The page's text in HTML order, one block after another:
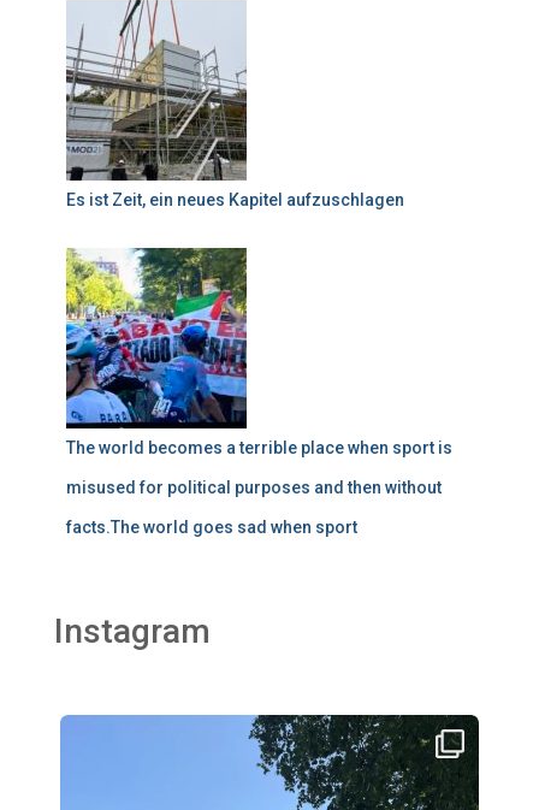
Es ist Zeit, ein neues Kapitel aufzuschlagen
The world becomes a terrible place when sport is
misused for political purposes and then without
facts.The world goes sad when sport
Instagram
thklingler
Aug 2